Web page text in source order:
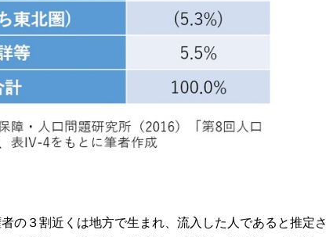
の３割近くは地方で生まれ、流入した人であると推定さ